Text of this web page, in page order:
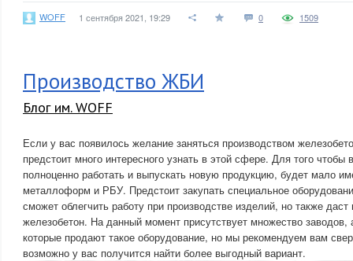
WOFF 1 сентября 2021, 19:29 0 1509
Производство ЖБИ
Блог им. WOFF
Если у вас появилось желание заняться производством
предстоит много интересного узнать в этой сфере. Для того чтобы
полноценно работать и выпускать новую продукцию, будет мало
металлоформ и РБУ. Предстоит закупать специальное
сможет облегчить работу при производстве изделий, но также даст
железобетон. На данный момент присутствует множество заводов,
которые продают такое оборудование, но мы рекомендуем вам
возможно у вас получится найти более выгодный вариант.